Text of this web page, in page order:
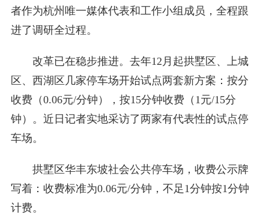
者作为杭州唯一媒体代表和工作小组成员，全程跟
进了调研全过程。
改革已在稳步推进。去年12月起拱墅区、上城
区、西湖区几家停车场开始试点两套新方案：按分
收费（0.06元/分钟），按15分钟收费（1元/15分
钟）。近日记者实地采访了两家有代表性的试点停
车场。
拱墅区华丰东坡社会公共停车场，收费公示牌
写着：收费标准为0.06元/分钟，不足1分钟按1分钟
计费。